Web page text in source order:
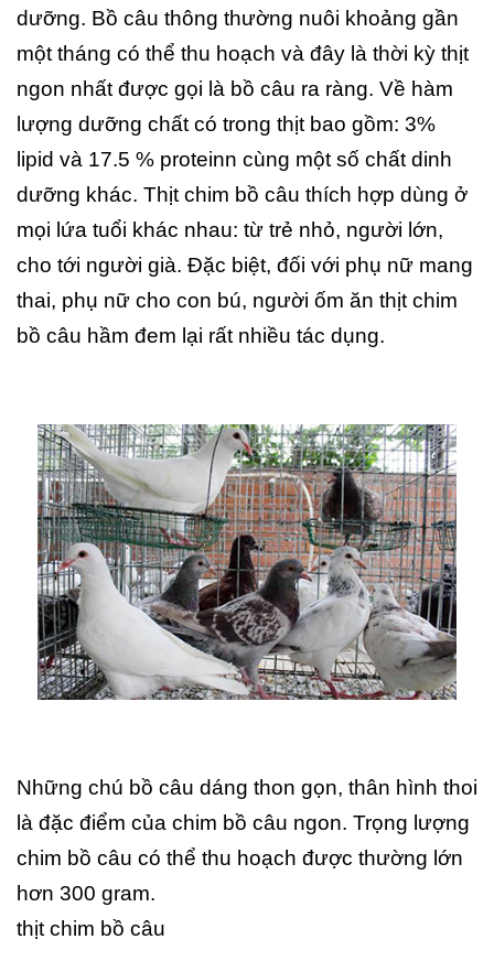
dưỡng. Bồ câu thông thường nuôi khoảng gần
một tháng có thể thu hoạch và đây là thời kỳ thịt
ngon nhất được gọi là bồ câu ra ràng. Về hàm
lượng dưỡng chất có trong thịt bao gồm: 3%
lipid và 17.5 % proteinn cùng một số chất dinh
dưỡng khác. Thịt chim bồ câu thích hợp dùng ở
mọi lứa tuổi khác nhau: từ trẻ nhỏ, người lớn,
cho tới người già. Đặc biệt, đối với phụ nữ mang
thai, phụ nữ cho con bú, người ốm ăn thịt chim
bồ câu hầm đem lại rất nhiều tác dụng.
Những chú bồ câu dáng thon gọn, thân hình thoi
là đặc điểm của chim bồ câu ngon. Trọng lượng
chim bồ câu có thể thu hoạch được thường lớn
hơn 300 gram.
thịt chim bồ câu